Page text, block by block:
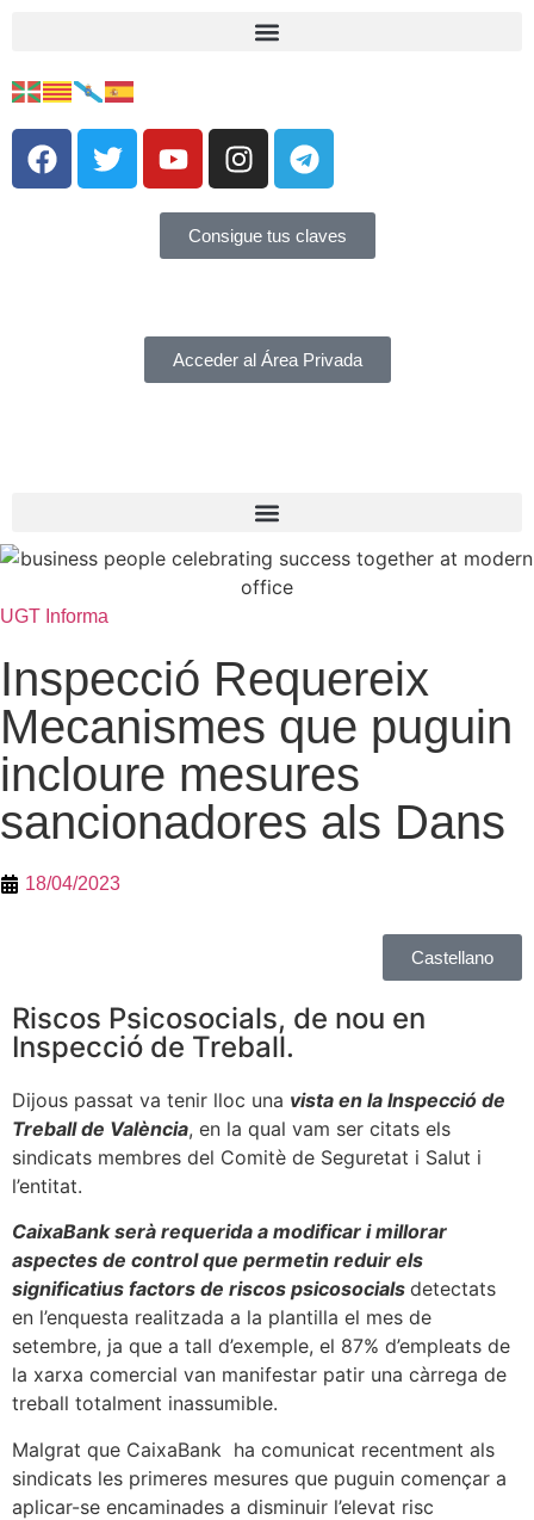
Consigue tus claves
Acceder al Área Privada
UGT Informa
Inspecció Requereix
Mecanismes que puguin
incloure mesures
sancionadores als Dans
18/04/2023
Castellano
Riscos Psicosocials, de nou en
Inspecció de Treball.
Dijous passat va tenir lloc una vista en la Inspecció de
Treball de València, en la qual vam ser citats els
sindicats membres del Comitè de Seguretat i Salut i
l’entitat.
CaixaBank serà requerida a modificar i millorar
aspectes de control que permetin reduir els
significatius factors de riscos psicosocials detectats
en l’enquesta realitzada a la plantilla el mes de
setembre, ja que a tall d’exemple, el 87% d’empleats de
la xarxa comercial van manifestar patir una càrrega de
treball totalment inassumible.
Malgrat que CaixaBank ha comunicat recentment als
sindicats les primeres mesures que puguin començar a
aplicar-se encaminades a disminuir l’elevat risc